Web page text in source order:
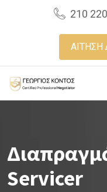
210
ΑΙΤΗΣΗ
Servicer